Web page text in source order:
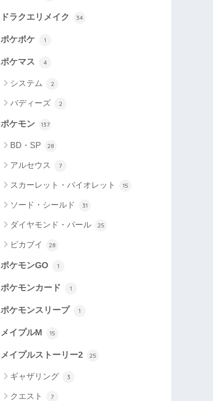
ドラクエリメイク 34
ポケポケ 1
ポケマス 4
システム 2
バディーズ 2
ポケモン 137
BD・SP 28
アルセウス 7
スカーレット・バイオレット 15
ソード・シールド 31
ダイヤモンド・パール 25
ピカブイ 28
ポケモンGO 1
ポケモンカード 1
ポケモンスリープ 1
メイプルM 15
メイプルストーリー2 25
ギャザリング 3
クエスト 7